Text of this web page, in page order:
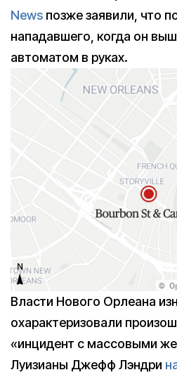
News позже заявили, что
нападавшего, когда он
автоматом в руках.
Власти Нового Орлеана
охарактеризовали
«инцидент с массовыми
Луизианы Джефф Лэндри